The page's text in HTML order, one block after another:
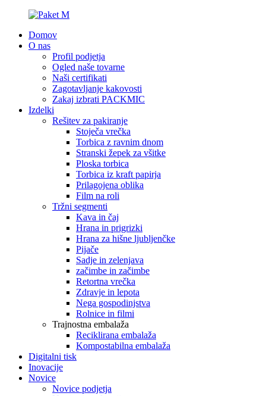
Domov
O nas
Profil podjetja
Ogled naše tovarne
Naši certifikati
Zagotavljanje kakovosti
Zakaj izbrati PACKMIC
Izdelki
Rešitev za pakiranje
Stoječa vrečka
Torbica z ravnim dnom
Stranski žepek za všitke
Ploska torbica
Torbica iz kraft papirja
Prilagojena oblika
Film na roli
Tržni segmenti
Kava in čaj
Hrana in prigrizki
Hrana za hišne ljubljenčke
Pijače
Sadje in zelenjava
začimbe in začimbe
Retortna vrečka
Zdravje in lepota
Nega gospodinjstva
Rolnice in filmi
Trajnostna embalaža
Reciklirana embalaža
Kompostabilna embalaža
Digitalni tisk
Inovacije
Novice
Novice podjetja